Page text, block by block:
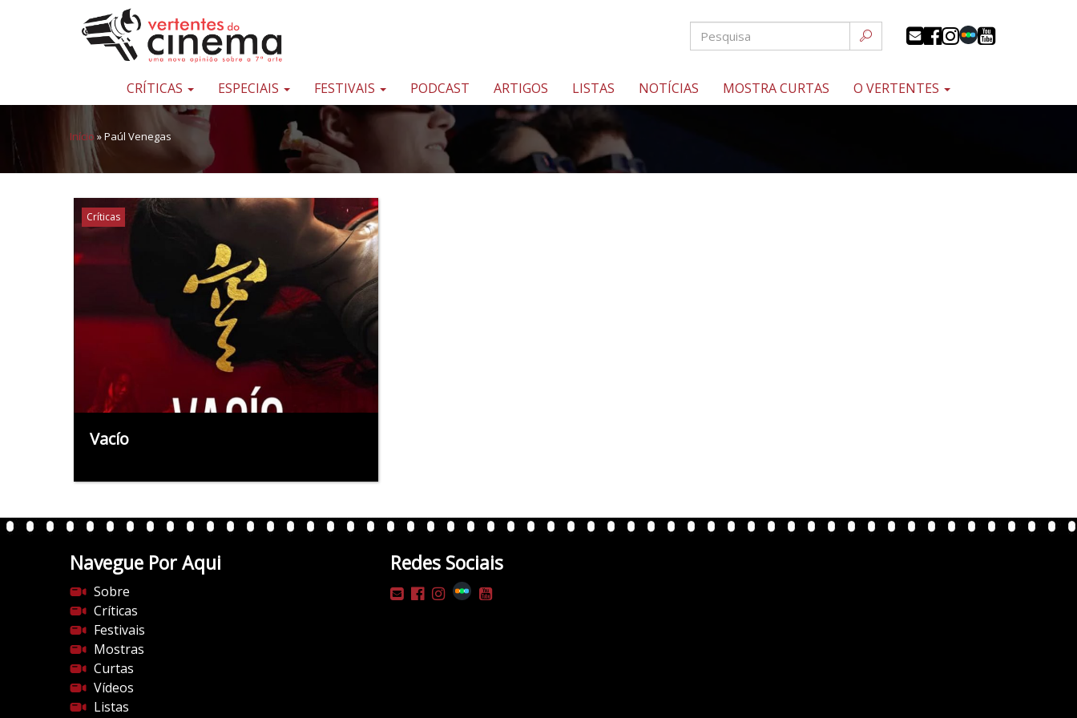
Pular para o conteúdo
Uma
sobre
sétima
arte
CRÍTICAS ESPECIAIS FESTIVAIS PODCAST ARTIGOS LISTAS NOTÍCIAS MOSTRA CURTAS O VERTENTES
Início »Paúl Venegas
Críticas
Vacío
Navegue Por Aqui
Sobre
Críticas
Festivais
Mostras
Curtas
Vídeos
Listas
Redes Sociais